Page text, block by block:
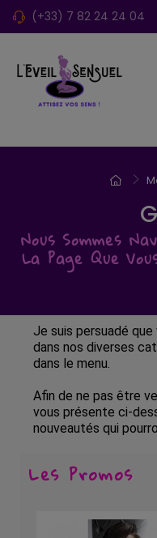
(+33) 7 82 24 24 04
Nous Sommes
La Page Que
Je suis persuadé
dans nos diverses
dans le menu.
Afin de ne pas être
vous présente ci-
nouveautés qui
Les Promos